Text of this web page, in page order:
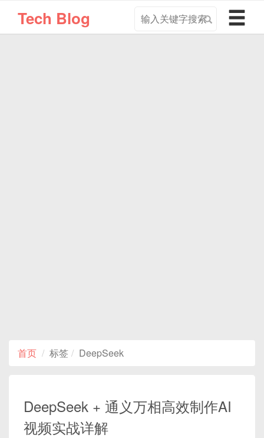
Tech Blog
导
航
首页 标签 DeepSeek
DeepSeek + 通义万相高效制作AI
视频实战详解